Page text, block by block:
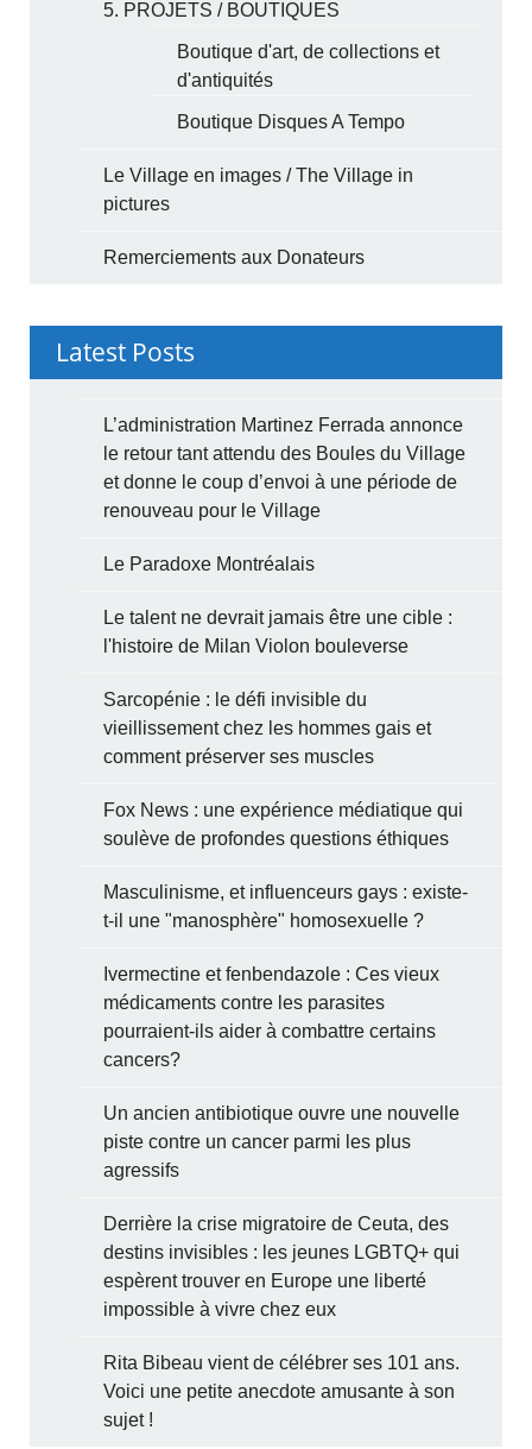
5. PROJETS / BOUTIQUES
Boutique d'art, de collections et
d'antiquités
Boutique Disques A Tempo
Le Village en images / The Village in
pictures
Remerciements aux Donateurs
Latest Posts
L’administration Martinez Ferrada annonce
le retour tant attendu des Boules du Village
et donne le coup d’envoi à une période de
renouveau pour le Village
Le Paradoxe Montréalais
Le talent ne devrait jamais être une cible :
l'histoire de Milan Violon bouleverse
Sarcopénie : le défi invisible du
vieillissement chez les hommes gais et
comment préserver ses muscles
Fox News : une expérience médiatique qui
soulève de profondes questions éthiques
Masculinisme, et influenceurs gays : existe-
t-il une "manosphère" homosexuelle ?
Ivermectine et fenbendazole : Ces vieux
médicaments contre les parasites
pourraient-ils aider à combattre certains
cancers?
Un ancien antibiotique ouvre une nouvelle
piste contre un cancer parmi les plus
agressifs
Derrière la crise migratoire de Ceuta, des
destins invisibles : les jeunes LGBTQ+ qui
espèrent trouver en Europe une liberté
impossible à vivre chez eux
Rita Bibeau vient de célébrer ses 101 ans.
Voici une petite anecdote amusante à son
sujet !